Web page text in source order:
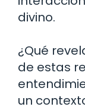
divino.
¿Qué
de estas
un